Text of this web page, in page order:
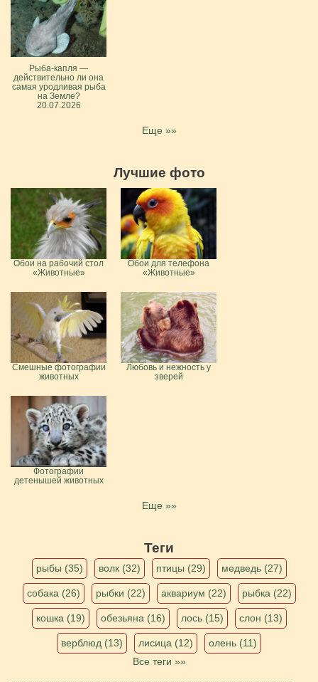
Рыба-капля —
действительно ли она
самая уродливая рыба
на Земле?
20.07.2026
Еще »»
Лучшие фото
Обои на рабочий стол
«Животные»
Обои для телефона
«Животные»
Смешные фотографии
животных
Любовь и нежность у
зверей
Фотографии
детенышей животных
Еще »»
Теги
рыбы (35) волк (32) птицы (29) медведь (27)
собака (26) рыбки (22) аквариум (22) рыбка (22)
кошка (19) обезьяна (16) лось (15) слон (13)
верблюд (13) лисица (12)
олень (11)
Все теги »»